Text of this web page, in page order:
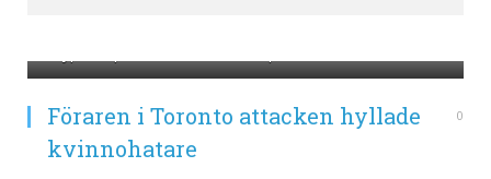
Föraren i Toronto attacken hyllade
kvinnohatare
0